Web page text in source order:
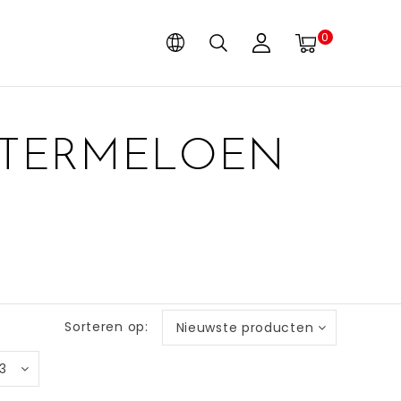
0
Sorteren op: Nieuwste producten